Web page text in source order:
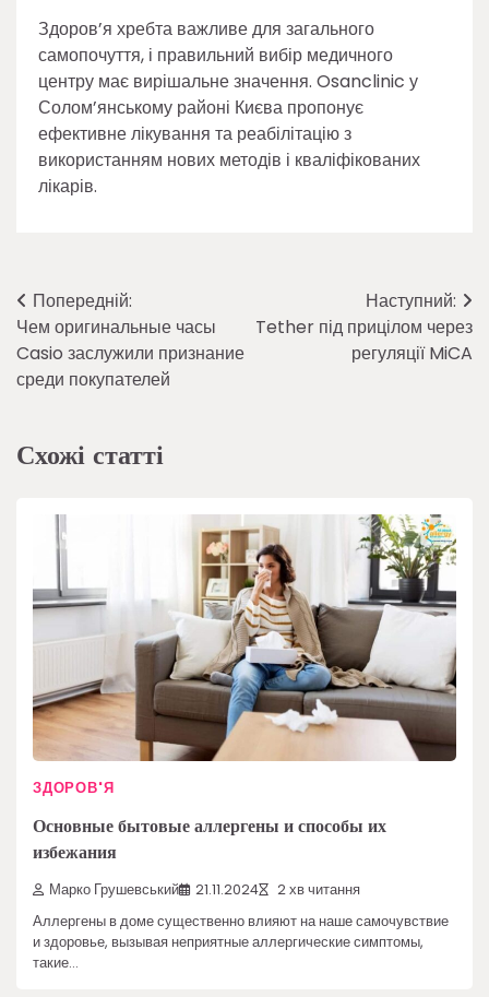
Здоров’я хребта важливе для загального
самопочуття, і правильний вибір медичного
центру має вирішальне значення. Osanclinic у
Солом’янському районі Києва пропонує
ефективне лікування та реабілітацію з
використанням нових методів і кваліфікованих
лікарів.
Навігація
записів
Попередній:
Чем оригинальные часы
Casio заслужили признание
среди покупателей
Наступний:
Tether під прицілом через
регуляції MiCA
Схожі статті
ЗДОРОВ'Я
Основные бытовые аллергены и способы их
избежания
Марко Грушевський 21.11.2024 2 хв читання
Аллергены в доме существенно влияют на наше самочувствие
и здоровье, вызывая неприятные аллергические симптомы,
такие…